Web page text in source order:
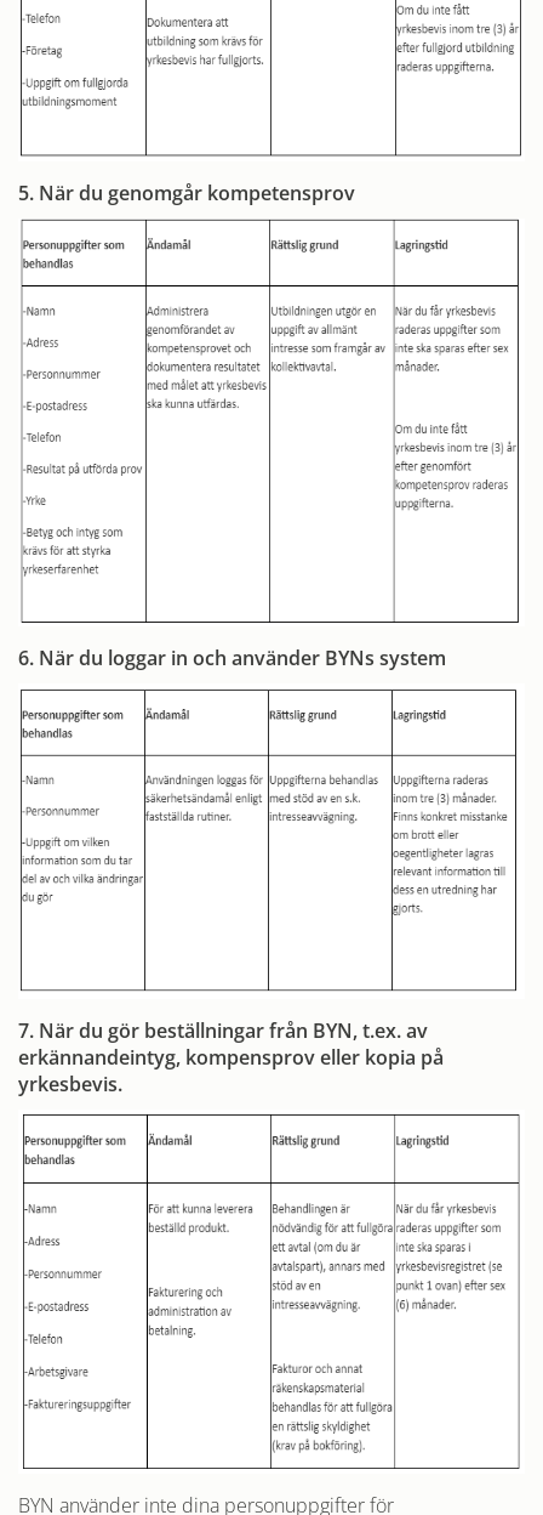
5. När du genomgår kompetensprov
6. När du loggar in och använder BYNs system
7. När du gör beställningar från BYN, t.ex. av
erkännandeintyg, kompensprov eller kopia på
yrkesbevis.
BYN använder inte dina personuppgifter för